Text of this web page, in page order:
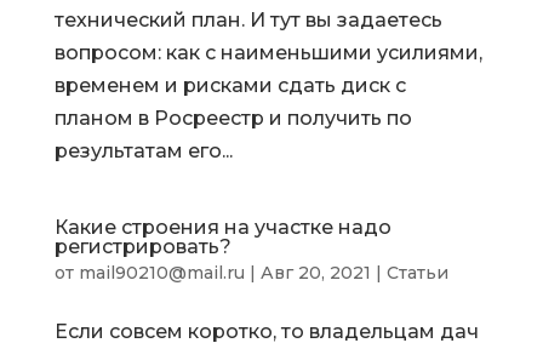
технический план. И тут вы задаетесь
вопросом: как с наименьшими усилиями,
временем и рисками сдать диск с
планом в Росреестр и получить по
результатам его...
Какие строения на участке надо
регистрировать?
от mail90210@mail.ru | Авг 20, 2021 | Статьи
Если совсем коротко, то владельцам дач